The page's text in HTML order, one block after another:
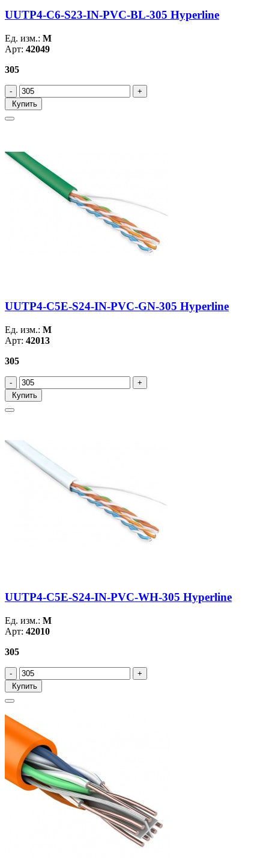
UUTP4-C6-S23-IN-PVC-BL-305 Hyperline
Ед. изм.: М
Арт: 42049
305
Купить
UUTP4-C5E-S24-IN-PVC-GN-305 Hyperline
Ед. изм.: М
Арт: 42013
305
Купить
UUTP4-C5E-S24-IN-PVC-WH-305 Hyperline
Ед. изм.: М
Арт: 42010
305
Купить